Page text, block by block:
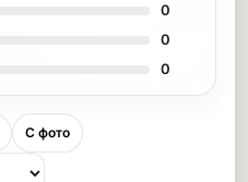
0
0
0
С фото